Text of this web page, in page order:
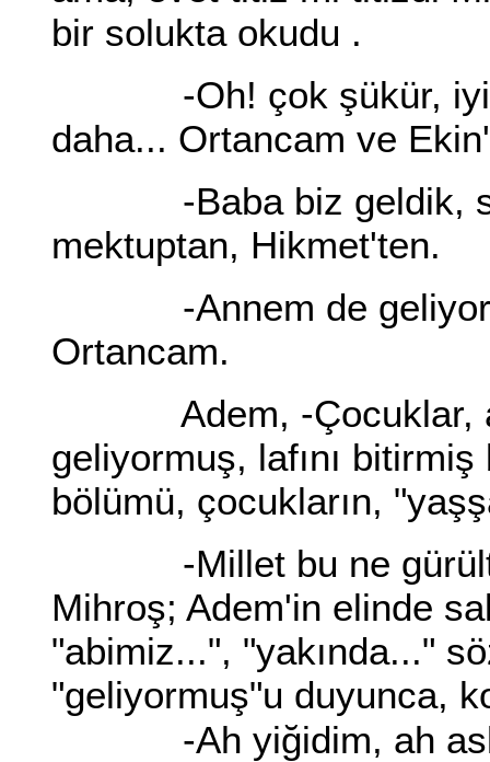
bir solukta okudu .
-Oh! çok şükür,
daha... Ortancam ve
-Baba biz geldik,
mektuptan, Hikmet'ten.
-Annem de geliyor,
Ortancam.
Adem, -Çocuklar,
geliyormuş, lafını
bölümü, çocukların,
-Millet bu ne gürültü,
Mihroş; Adem'in elinde
"abimiz...", "yakında..."
"geliyormuş"u duyunca,
-Ah yiğidim, ah